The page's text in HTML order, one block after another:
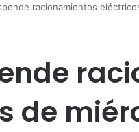
racionamientos
de